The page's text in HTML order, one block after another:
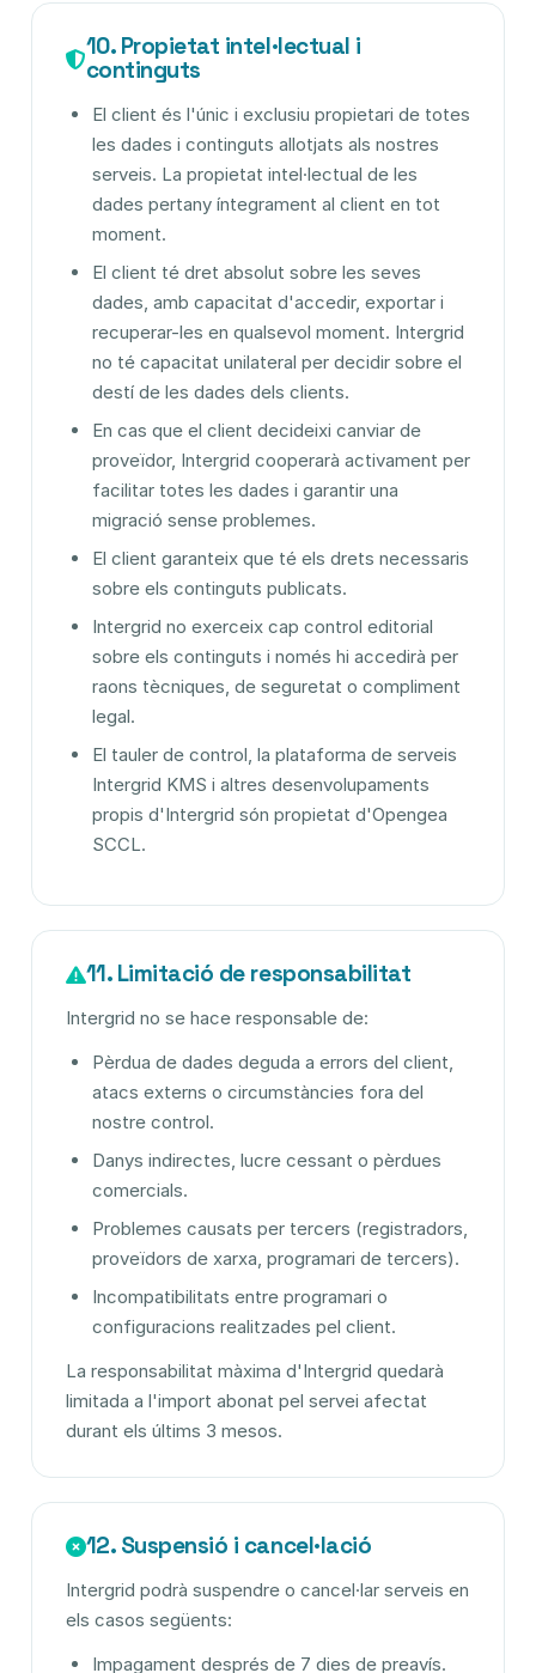
10. Propietat intel·lectual i
continguts
El client és l'únic i exclusiu propietari de totes
les dades i continguts allotjats als nostres
serveis. La propietat intel·lectual de les
dades pertany íntegrament al client en tot
moment.
El client té dret absolut sobre les seves
dades, amb capacitat d'accedir, exportar i
recuperar-les en qualsevol moment. Intergrid
no té capacitat unilateral per decidir sobre el
destí de les dades dels clients.
En cas que el client decideixi canviar de
proveïdor, Intergrid cooperarà activament per
facilitar totes les dades i garantir una
migració sense problemes.
El client garanteix que té els drets necessaris
sobre els continguts publicats.
Intergrid no exerceix cap control editorial
sobre els continguts i només hi accedirà per
raons tècniques, de seguretat o compliment
legal.
El tauler de control, la plataforma de serveis
Intergrid KMS i altres desenvolupaments
propis d'Intergrid són propietat d'Opengea
SCCL.
11. Limitació de responsabilitat
Intergrid no se hace responsable de:
Pèrdua de dades deguda a errors del client,
atacs externs o circumstàncies fora del
nostre control.
Danys indirectes, lucre cessant o pèrdues
comercials.
Problemes causats per tercers (registradors,
proveïdors de xarxa, programari de tercers).
Incompatibilitats entre programari o
configuracions realitzades pel client.
La responsabilitat màxima d'Intergrid quedarà
limitada a l'import abonat pel servei afectat
durant els últims 3 mesos.
12. Suspensió i cancel·lació
Intergrid podrà suspendre o cancel·lar serveis en
els casos següents:
Impagament després de 7 dies de preavís.